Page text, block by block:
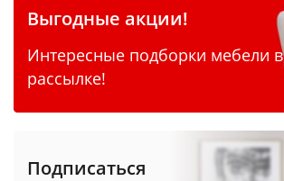
Выгодные акции!
Интересные подборки мебели в
рассылке!
Подписаться